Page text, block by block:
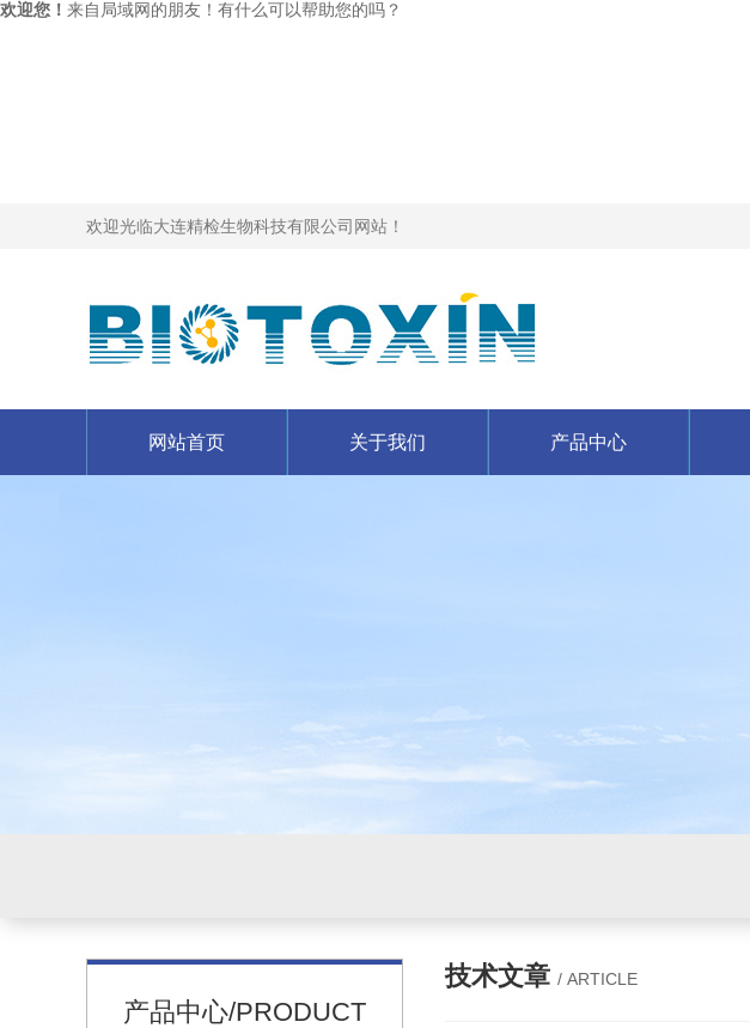
欢迎您！ 来自局域网的朋友！有什么可以帮助您的吗？
欢迎光临大连精检生物科技有限公司网站！
网站首页 关于我们 产品中心
产品中心/PRODUCT
技术文章 / ARTICLE